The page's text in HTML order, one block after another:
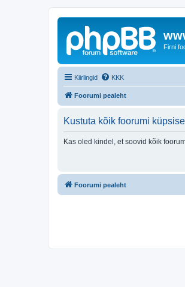
Firni
Kiirlingid KKK
Foorumi pealeht
Kustuta kõik foorumi
Kas oled kindel, et soovid kõik
Foorumi pealeht